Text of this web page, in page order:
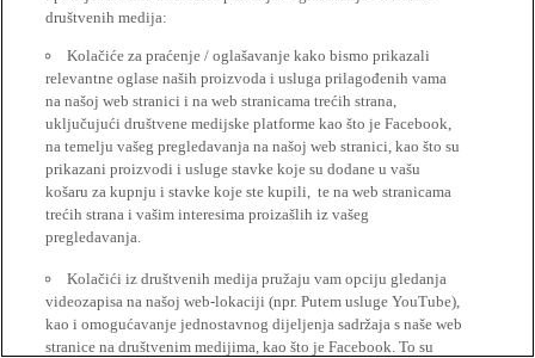
društvenih medija:
Kolačiće za praćenje / oglašavanje kako bismo prikazali
relevantne oglase naših proizvoda i usluga prilagođenih vama
na našoj web stranici i na web stranicama trećih strana,
uključujući društvene medijske platforme kao što je Facebook,
na temelju vašeg pregledavanja na našoj web stranici, kao što su
prikazani proizvodi i usluge stavke koje su dodane u vašu
košaru za kupnju i stavke koje ste kupili, te na web stranicama
trećih strana i vašim interesima proizašlih iz vašeg
pregledavanja.
Kolačići iz društvenih medija pružaju vam opciju gledanja
videozapisa na našoj web-lokaciji (npr. Putem usluge YouTube),
kao i omogućavanje jednostavnog dijeljenja sadržaja s naše web
stranice na društvenim medijima, kao što je Facebook. To su